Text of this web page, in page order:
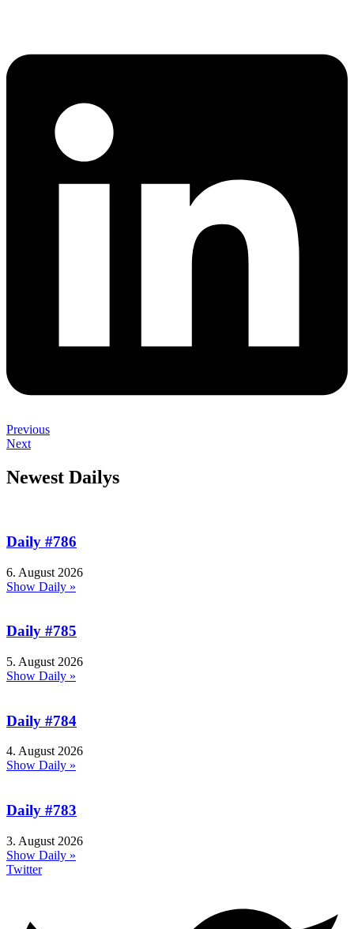
Previous
Next
Newest Dailys
Daily #786
6. August 2026
Show Daily »
Daily #785
5. August 2026
Show Daily »
Daily #784
4. August 2026
Show Daily »
Daily #783
3. August 2026
Show Daily »
Twitter